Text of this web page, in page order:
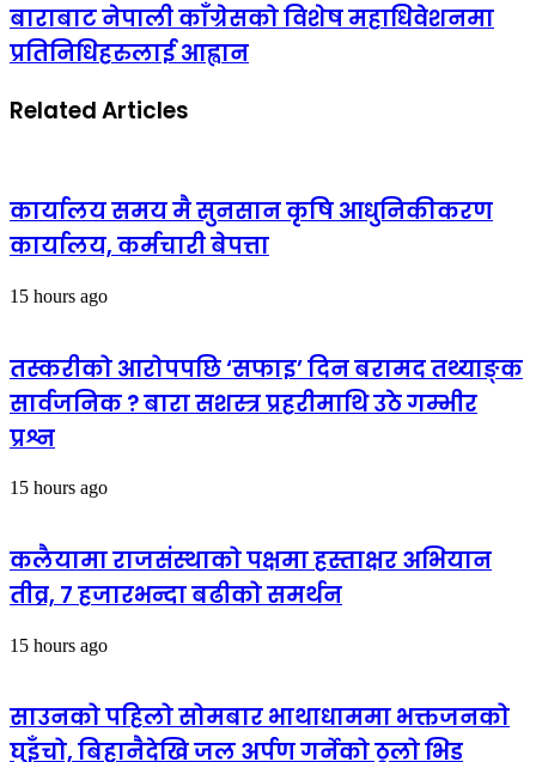
बाराबाट नेपाली काँग्रेसको विशेष महाधिवेशनमा
प्रतिनिधिहरुलाई आह्वान
Related Articles
कार्यालय समय मै सुनसान कृषि आधुनिकीकरण
कार्यालय, कर्मचारी बेपत्ता
15 hours ago
तस्करीको आरोपपछि ‘सफाइ’ दिन बरामद तथ्याङ्क
सार्वजनिक ? बारा सशस्त्र प्रहरीमाथि उठे गम्भीर
प्रश्न
15 hours ago
कलैयामा राजसंस्थाको पक्षमा हस्ताक्षर अभियान
तीव्र, ७ हजारभन्दा बढीको समर्थन
15 hours ago
साउनको पहिलो सोमबार भाथाधाममा भक्तजनको
घुइँचो, बिहानैदेखि जल अर्पण गर्नेको ठूलो भिड